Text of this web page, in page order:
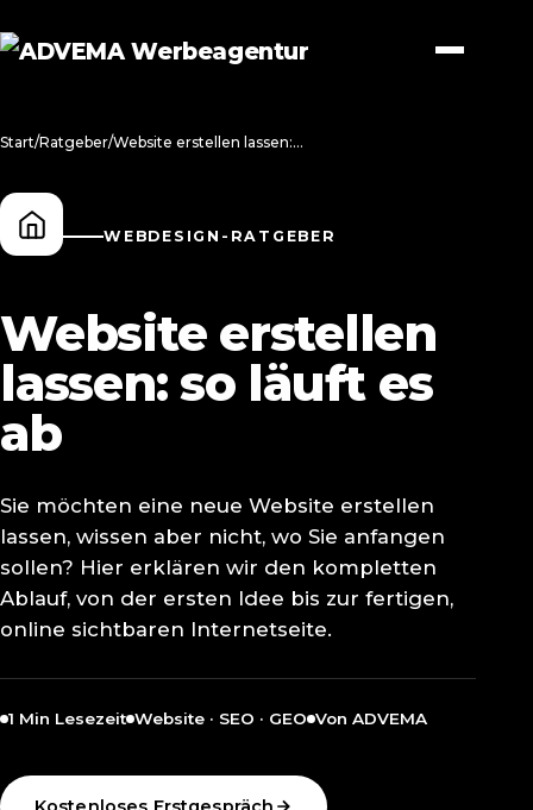
Start/Ratgeber/ Website erstellen lassen: so läuft es ab
WEBDESIGN-RATGEBER
Website erstellen
lassen: so läuft es
ab
Sie möchten eine neue Website erstellen
lassen, wissen aber nicht, wo Sie anfangen
sollen? Hier erklären wir den kompletten
Ablauf, von der ersten Idee bis zur fertigen,
online sichtbaren Internetseite.
1 Min Lesezeit Website · SEO · GEO Von ADVEMA